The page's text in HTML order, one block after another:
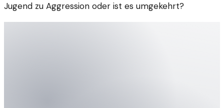
Jugend zu Aggression oder ist es umgekehrt?